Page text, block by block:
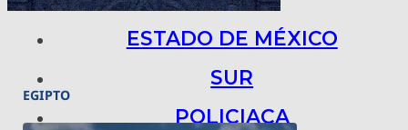
ESTADO DE MÉXICO
SUR
POLICIACA
EGIPTO